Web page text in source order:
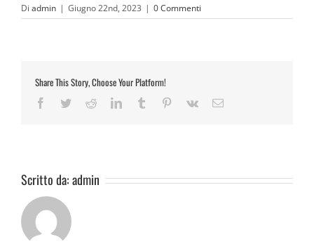
Di admin | Giugno 22nd, 2023 | 0 Commenti
Share This Story, Choose Your Platform!
Facebook
TwitterRedditLinkedInTumblr Pinterest
Vk Email
Scritto da:admin